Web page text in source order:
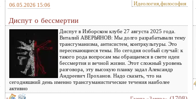
06.05.2026 15:06 Идеология,философия
Диспут о бессмертии
Диспут в Изборском клубе 27 августа 2025 года.
Виталий АВЕРЬЯНОВ: Мы долго разрабатывали тему
трансгуманизма, антисистем, контркультуры. Это
пересекающиеся темы. Но сегодня особый случай: к
такого рода вопросам мы обращаемся в свете идеи
бессмертия и вечной жизни. Этот сложный уровень
разговора, эту высокую планку задал Александр
Андреевич Проханов. Надо сказать, что на
сегодняшний день именно трансгуманистические течения наиболее
активно